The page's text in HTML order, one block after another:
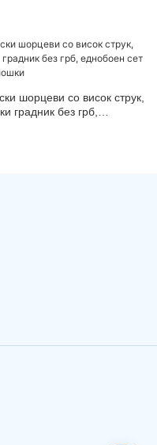
шорцеви со висок струк,
градник без грб,